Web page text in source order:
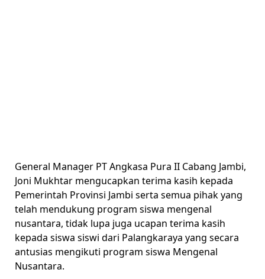
General Manager PT Angkasa Pura II Cabang Jambi,
Joni Mukhtar mengucapkan terima kasih kepada
Pemerintah Provinsi Jambi serta semua pihak yang
telah mendukung program siswa mengenal
nusantara, tidak lupa juga ucapan terima kasih
kepada siswa siswi dari Palangkaraya yang secara
antusias mengikuti program siswa Mengenal
Nusantara.